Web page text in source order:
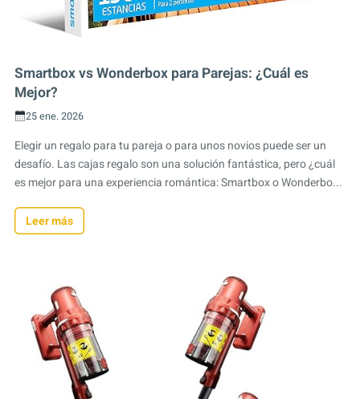
Smartbox vs Wonderbox para Parejas: ¿Cuál es
Mejor?
25 ene. 2026
Elegir un regalo para tu pareja o para unos novios puede ser un
desafío. Las cajas regalo son una solución fantástica, pero ¿cuál
es mejor para una experiencia romántica: Smartbox o Wonderbo...
Leer más